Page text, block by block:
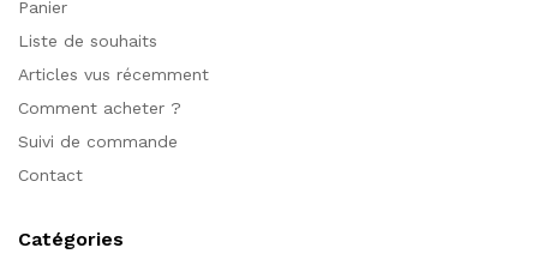
Panier
Liste de souhaits
Articles vus récemment
Comment acheter ?
Suivi de commande
Contact
Catégories